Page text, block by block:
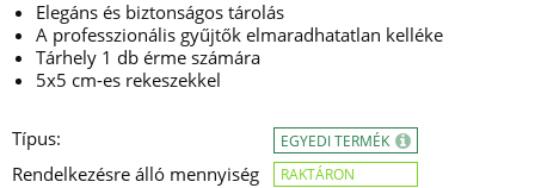
Elegáns és biztonságos tárolás
A professzionális gyűjtők elmaradhatatlan kelléke
Tárhely 1 db érme számára
5x5 cm-es rekeszekkel
Típus:
Rendelkezésre álló mennyiség
EGYEDI TERMÉK
RAKTÁRON